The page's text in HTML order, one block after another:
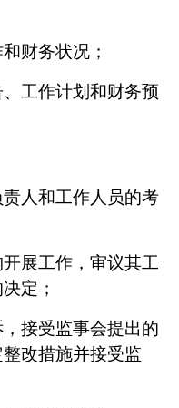
财务状况；
工作计划和财务预
人和工作人员的考
展工作，审议其工
定；
接受监事会提出的
改措施并接受监